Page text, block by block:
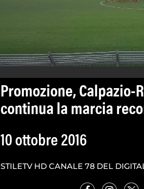
Promozione, Calpazio-
continua la marcia
10 ottobre 2016
STILETV HD CANALE 78 DEL